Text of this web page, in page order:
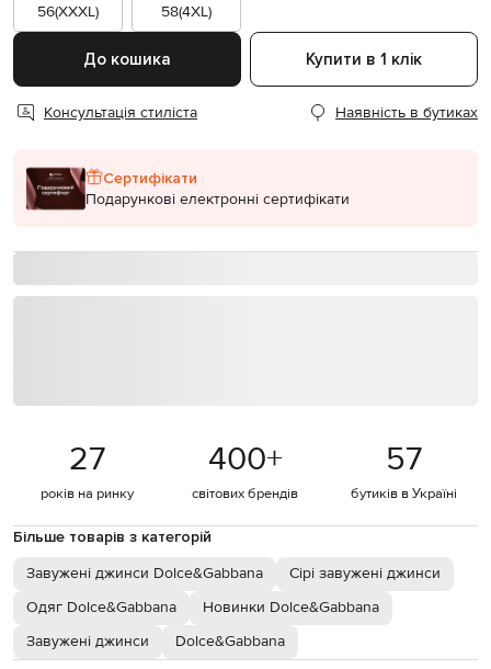
56(XXXL)
58(4XL)
До кошика Купити в 1 клік
Консультація стиліста Наявність в бутиках
Сертифікати
Подарункові електронні сертифікати
27
років на ринку
400+
світових брендів
57
бутиків в Україні
Більше товарів з категорій
Завужені джинси Dolce&Gabbana
Сірі завужені джинси
Одяг Dolce&Gabbana
Новинки Dolce&Gabbana
Завужені джинси
Dolce&Gabbana